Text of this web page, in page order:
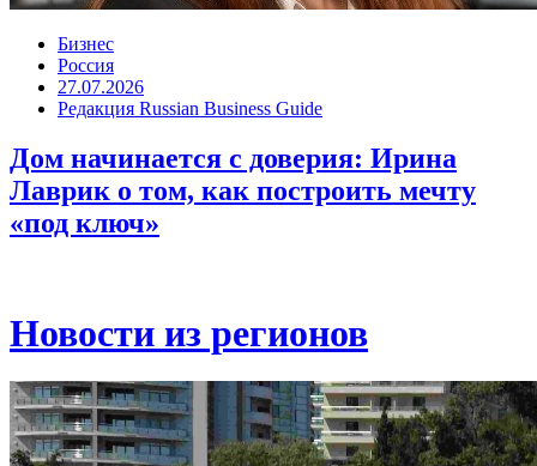
Бизнес
Россия
27.07.2026
Редакция Russian Business Guide
Дом начинается с доверия: Ирина
Лаврик о том, как построить мечту
«под ключ»
Новости из регионов